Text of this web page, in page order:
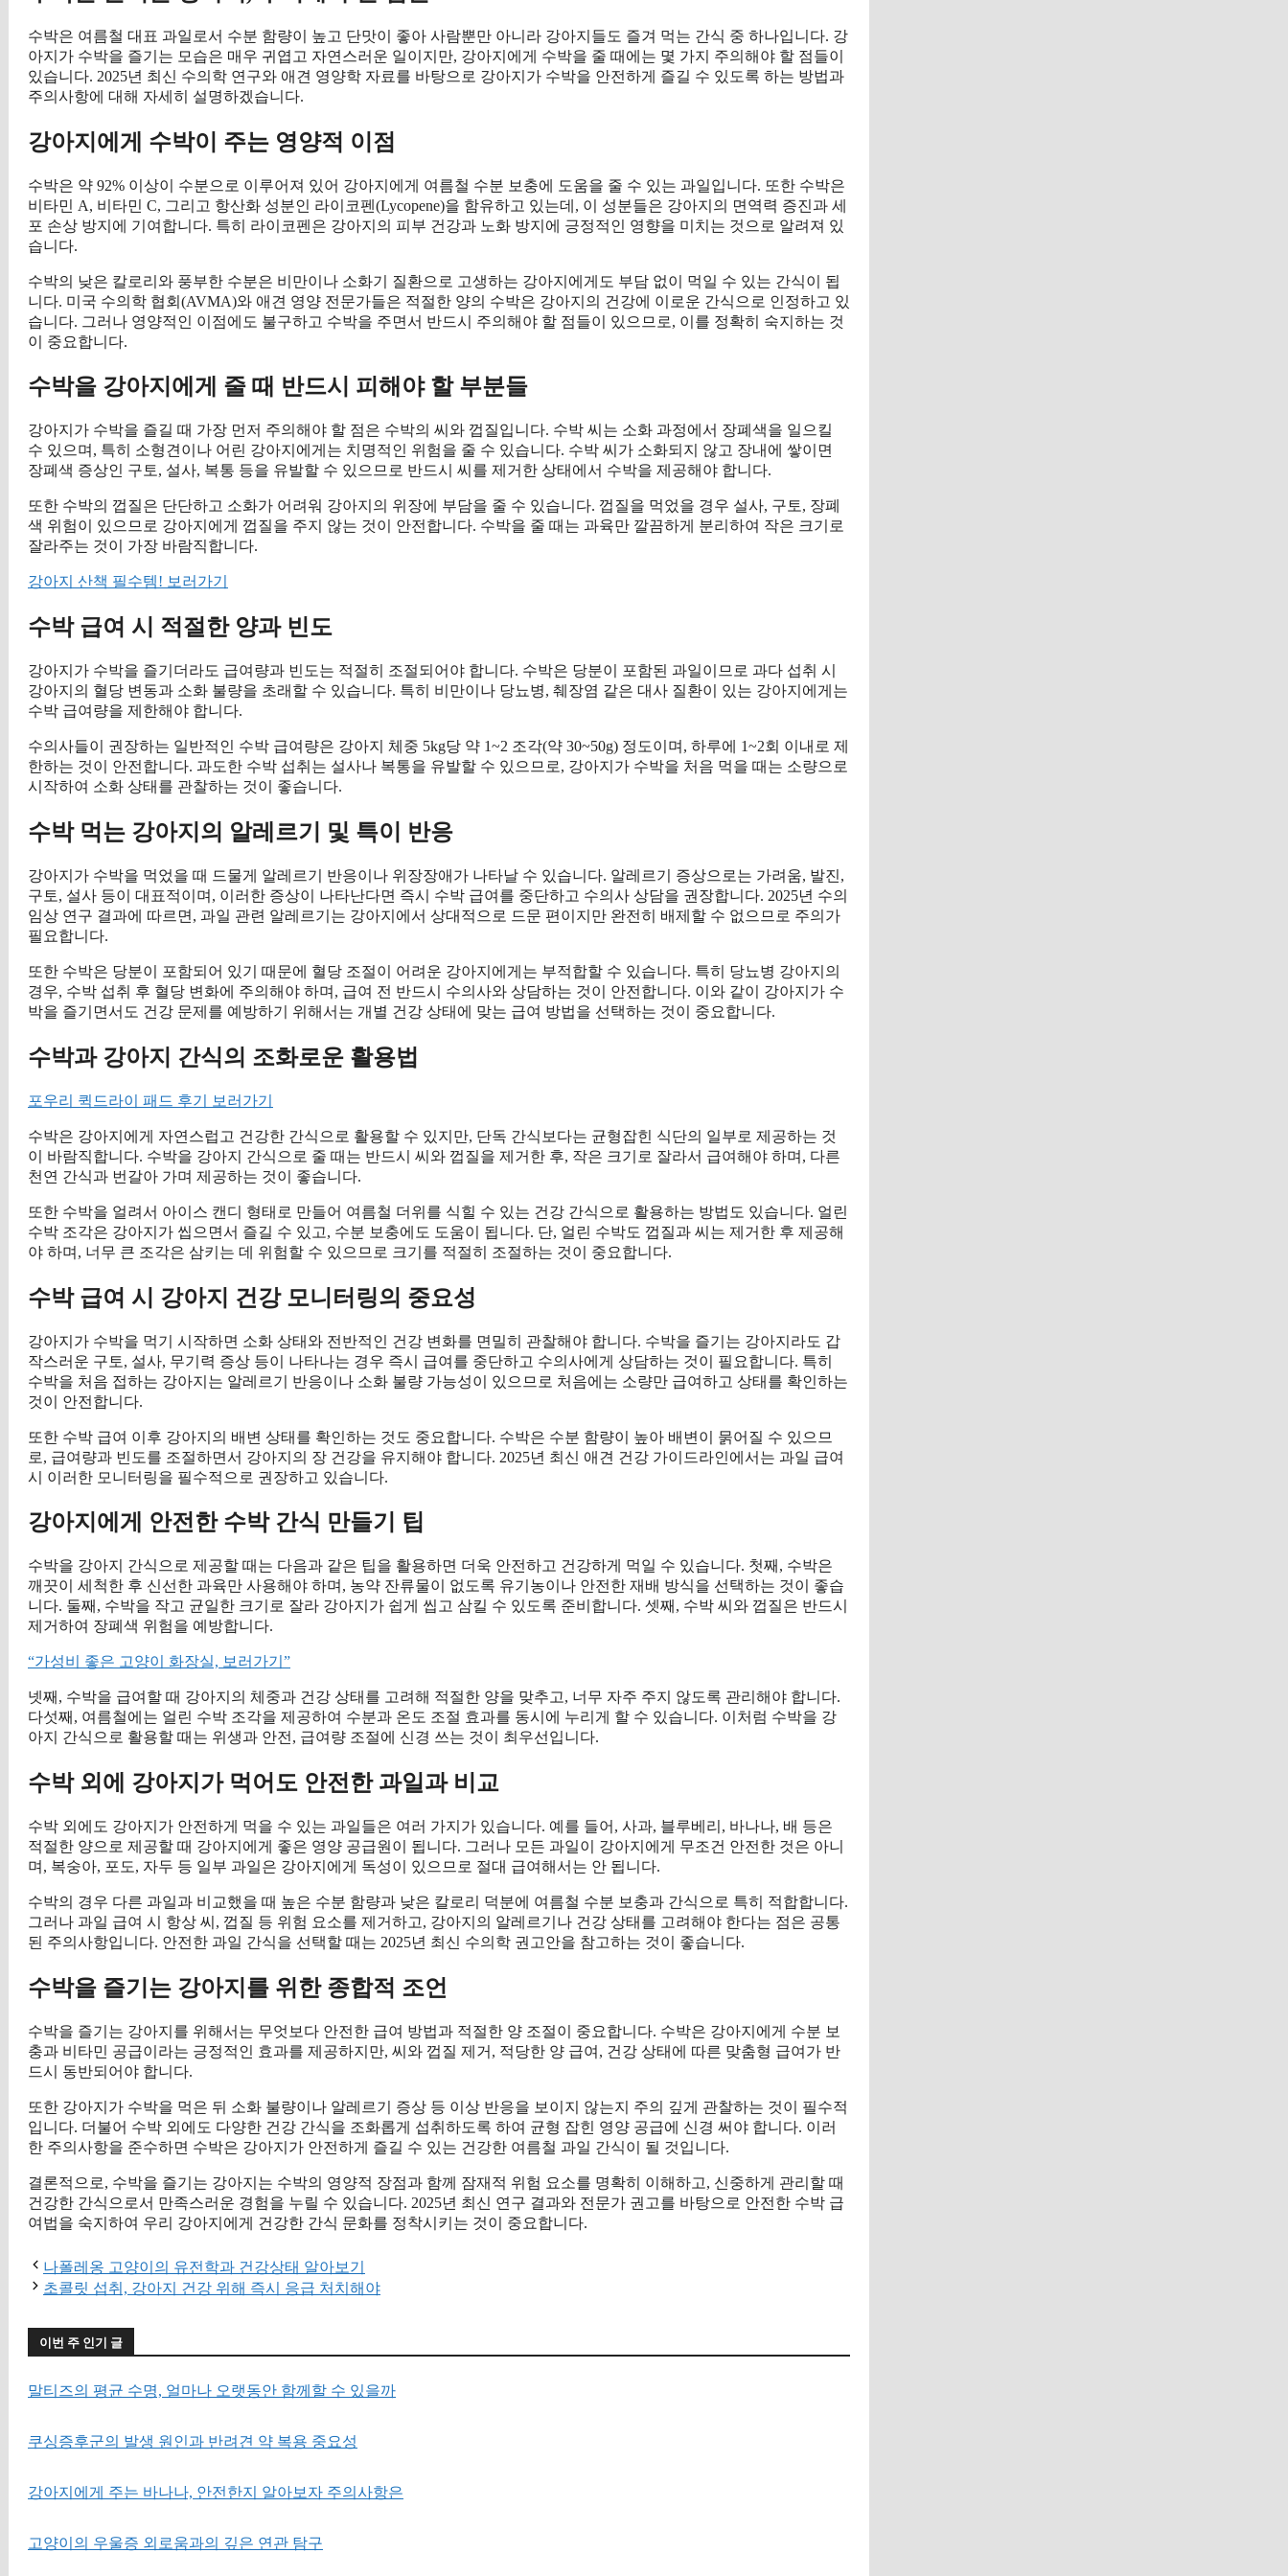
수박은 여름철 대표 과일로서 수분 함량이 높고 단맛이 좋아 사람뿐만 아니라 강아지들도 즐겨 먹는 간식 중 하나입니다. 강
아지가 수박을 즐기는 모습은 매우 귀엽고 자연스러운 일이지만, 강아지에게 수박을 줄 때에는 몇 가지 주의해야 할 점들이
있습니다. 2025년 최신 수의학 연구와 애견 영양학 자료를 바탕으로 강아지가 수박을 안전하게 즐길 수 있도록 하는 방법과
주의사항에 대해 자세히 설명하겠습니다.
강아지에게 수박이 주는 영양적 이점
수박은 약 92% 이상이 수분으로 이루어져 있어 강아지에게 여름철 수분 보충에 도움을 줄 수 있는 과일입니다. 또한 수박은
비타민 A, 비타민 C, 그리고 항산화 성분인 라이코펜(Lycopene)을 함유하고 있는데, 이 성분들은 강아지의 면역력 증진과 세
포 손상 방지에 기여합니다. 특히 라이코펜은 강아지의 피부 건강과 노화 방지에 긍정적인 영향을 미치는 것으로 알려져 있
습니다.
수박의 낮은 칼로리와 풍부한 수분은 비만이나 소화기 질환으로 고생하는 강아지에게도 부담 없이 먹일 수 있는 간식이 됩
니다. 미국 수의학 협회(AVMA)와 애견 영양 전문가들은 적절한 양의 수박은 강아지의 건강에 이로운 간식으로 인정하고 있
습니다. 그러나 영양적인 이점에도 불구하고 수박을 주면서 반드시 주의해야 할 점들이 있으므로, 이를 정확히 숙지하는 것
이 중요합니다.
수박을 강아지에게 줄 때 반드시 피해야 할 부분들
강아지가 수박을 즐길 때 가장 먼저 주의해야 할 점은 수박의 씨와 껍질입니다. 수박 씨는 소화 과정에서 장폐색을 일으킬
수 있으며, 특히 소형견이나 어린 강아지에게는 치명적인 위험을 줄 수 있습니다. 수박 씨가 소화되지 않고 장내에 쌓이면
장폐색 증상인 구토, 설사, 복통 등을 유발할 수 있으므로 반드시 씨를 제거한 상태에서 수박을 제공해야 합니다.
또한 수박의 껍질은 단단하고 소화가 어려워 강아지의 위장에 부담을 줄 수 있습니다. 껍질을 먹었을 경우 설사, 구토, 장폐
색 위험이 있으므로 강아지에게 껍질을 주지 않는 것이 안전합니다. 수박을 줄 때는 과육만 깔끔하게 분리하여 작은 크기로
잘라주는 것이 가장 바람직합니다.
강아지 산책 필수템! 보러가기
수박 급여 시 적절한 양과 빈도
강아지가 수박을 즐기더라도 급여량과 빈도는 적절히 조절되어야 합니다. 수박은 당분이 포함된 과일이므로 과다 섭취 시
강아지의 혈당 변동과 소화 불량을 초래할 수 있습니다. 특히 비만이나 당뇨병, 췌장염 같은 대사 질환이 있는 강아지에게는
수박 급여량을 제한해야 합니다.
수의사들이 권장하는 일반적인 수박 급여량은 강아지 체중 5kg당 약 1~2 조각(약 30~50g) 정도이며, 하루에 1~2회 이내로 제
한하는 것이 안전합니다. 과도한 수박 섭취는 설사나 복통을 유발할 수 있으므로, 강아지가 수박을 처음 먹을 때는 소량으로
시작하여 소화 상태를 관찰하는 것이 좋습니다.
수박 먹는 강아지의 알레르기 및 특이 반응
강아지가 수박을 먹었을 때 드물게 알레르기 반응이나 위장장애가 나타날 수 있습니다. 알레르기 증상으로는 가려움, 발진,
구토, 설사 등이 대표적이며, 이러한 증상이 나타난다면 즉시 수박 급여를 중단하고 수의사 상담을 권장합니다. 2025년 수의
임상 연구 결과에 따르면, 과일 관련 알레르기는 강아지에서 상대적으로 드문 편이지만 완전히 배제할 수 없으므로 주의가
필요합니다.
또한 수박은 당분이 포함되어 있기 때문에 혈당 조절이 어려운 강아지에게는 부적합할 수 있습니다. 특히 당뇨병 강아지의
경우, 수박 섭취 후 혈당 변화에 주의해야 하며, 급여 전 반드시 수의사와 상담하는 것이 안전합니다. 이와 같이 강아지가 수
박을 즐기면서도 건강 문제를 예방하기 위해서는 개별 건강 상태에 맞는 급여 방법을 선택하는 것이 중요합니다.
수박과 강아지 간식의 조화로운 활용법
포우리 퀵드라이 패드 후기 보러가기
수박은 강아지에게 자연스럽고 건강한 간식으로 활용할 수 있지만, 단독 간식보다는 균형잡힌 식단의 일부로 제공하는 것
이 바람직합니다. 수박을 강아지 간식으로 줄 때는 반드시 씨와 껍질을 제거한 후, 작은 크기로 잘라서 급여해야 하며, 다른
천연 간식과 번갈아 가며 제공하는 것이 좋습니다.
또한 수박을 얼려서 아이스 캔디 형태로 만들어 여름철 더위를 식힐 수 있는 건강 간식으로 활용하는 방법도 있습니다. 얼린
수박 조각은 강아지가 씹으면서 즐길 수 있고, 수분 보충에도 도움이 됩니다. 단, 얼린 수박도 껍질과 씨는 제거한 후 제공해
야 하며, 너무 큰 조각은 삼키는 데 위험할 수 있으므로 크기를 적절히 조절하는 것이 중요합니다.
수박 급여 시 강아지 건강 모니터링의 중요성
강아지가 수박을 먹기 시작하면 소화 상태와 전반적인 건강 변화를 면밀히 관찰해야 합니다. 수박을 즐기는 강아지라도 갑
작스러운 구토, 설사, 무기력 증상 등이 나타나는 경우 즉시 급여를 중단하고 수의사에게 상담하는 것이 필요합니다. 특히
수박을 처음 접하는 강아지는 알레르기 반응이나 소화 불량 가능성이 있으므로 처음에는 소량만 급여하고 상태를 확인하는
것이 안전합니다.
또한 수박 급여 이후 강아지의 배변 상태를 확인하는 것도 중요합니다. 수박은 수분 함량이 높아 배변이 묽어질 수 있으므
로, 급여량과 빈도를 조절하면서 강아지의 장 건강을 유지해야 합니다. 2025년 최신 애견 건강 가이드라인에서는 과일 급여
시 이러한 모니터링을 필수적으로 권장하고 있습니다.
강아지에게 안전한 수박 간식 만들기 팁
수박을 강아지 간식으로 제공할 때는 다음과 같은 팁을 활용하면 더욱 안전하고 건강하게 먹일 수 있습니다. 첫째, 수박은
깨끗이 세척한 후 신선한 과육만 사용해야 하며, 농약 잔류물이 없도록 유기농이나 안전한 재배 방식을 선택하는 것이 좋습
니다. 둘째, 수박을 작고 균일한 크기로 잘라 강아지가 쉽게 씹고 삼킬 수 있도록 준비합니다. 셋째, 수박 씨와 껍질은 반드시
제거하여 장폐색 위험을 예방합니다.
“가성비 좋은 고양이 화장실, 보러가기”
넷째, 수박을 급여할 때 강아지의 체중과 건강 상태를 고려해 적절한 양을 맞추고, 너무 자주 주지 않도록 관리해야 합니다.
다섯째, 여름철에는 얼린 수박 조각을 제공하여 수분과 온도 조절 효과를 동시에 누리게 할 수 있습니다. 이처럼 수박을 강
아지 간식으로 활용할 때는 위생과 안전, 급여량 조절에 신경 쓰는 것이 최우선입니다.
수박 외에 강아지가 먹어도 안전한 과일과 비교
수박 외에도 강아지가 안전하게 먹을 수 있는 과일들은 여러 가지가 있습니다. 예를 들어, 사과, 블루베리, 바나나, 배 등은
적절한 양으로 제공할 때 강아지에게 좋은 영양 공급원이 됩니다. 그러나 모든 과일이 강아지에게 무조건 안전한 것은 아니
며, 복숭아, 포도, 자두 등 일부 과일은 강아지에게 독성이 있으므로 절대 급여해서는 안 됩니다.
수박의 경우 다른 과일과 비교했을 때 높은 수분 함량과 낮은 칼로리 덕분에 여름철 수분 보충과 간식으로 특히 적합합니다.
그러나 과일 급여 시 항상 씨, 껍질 등 위험 요소를 제거하고, 강아지의 알레르기나 건강 상태를 고려해야 한다는 점은 공통
된 주의사항입니다. 안전한 과일 간식을 선택할 때는 2025년 최신 수의학 권고안을 참고하는 것이 좋습니다.
수박을 즐기는 강아지를 위한 종합적 조언
수박을 즐기는 강아지를 위해서는 무엇보다 안전한 급여 방법과 적절한 양 조절이 중요합니다. 수박은 강아지에게 수분 보
충과 비타민 공급이라는 긍정적인 효과를 제공하지만, 씨와 껍질 제거, 적당한 양 급여, 건강 상태에 따른 맞춤형 급여가 반
드시 동반되어야 합니다.
또한 강아지가 수박을 먹은 뒤 소화 불량이나 알레르기 증상 등 이상 반응을 보이지 않는지 주의 깊게 관찰하는 것이 필수적
입니다. 더불어 수박 외에도 다양한 건강 간식을 조화롭게 섭취하도록 하여 균형 잡힌 영양 공급에 신경 써야 합니다. 이러
한 주의사항을 준수하면 수박은 강아지가 안전하게 즐길 수 있는 건강한 여름철 과일 간식이 될 것입니다.
결론적으로, 수박을 즐기는 강아지는 수박의 영양적 장점과 함께 잠재적 위험 요소를 명확히 이해하고, 신중하게 관리할 때
건강한 간식으로서 만족스러운 경험을 누릴 수 있습니다. 2025년 최신 연구 결과와 전문가 권고를 바탕으로 안전한 수박 급
여법을 숙지하여 우리 강아지에게 건강한 간식 문화를 정착시키는 것이 중요합니다.
나폴레옹 고양이의 유전학과 건강상태 알아보기
초콜릿 섭취, 강아지 건강 위해 즉시 응급 처치해야
이번 주 인기 글
말티즈의 평균 수명, 얼마나 오랫동안 함께할 수 있을까
쿠싱증후군의 발생 원인과 반려견 약 복용 중요성
강아지에게 주는 바나나, 안전한지 알아보자 주의사항은
고양이의 우울증 외로움과의 깊은 연관 탐구